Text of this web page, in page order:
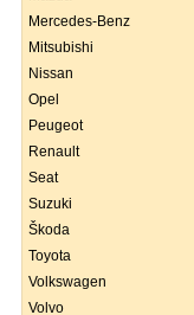
Mercedes-Benz
Mitsubishi
Nissan
Opel
Peugeot
Renault
Seat
Suzuki
Škoda
Toyota
Volkswagen
Volvo